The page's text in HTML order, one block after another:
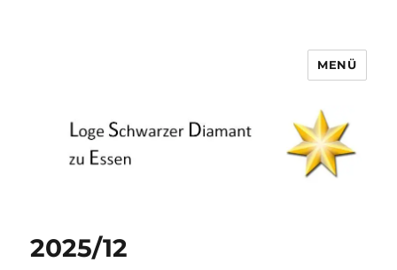
Loge Schwarzer Diamant zu
MENÜ
2025/12